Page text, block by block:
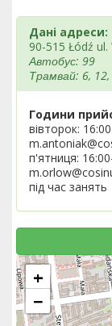
Дані адреси:
90-515 Łódź
Автобус: 99
Трамвай: 6,
Години
вівторок:
п'ятниця:
під час занять
+
−